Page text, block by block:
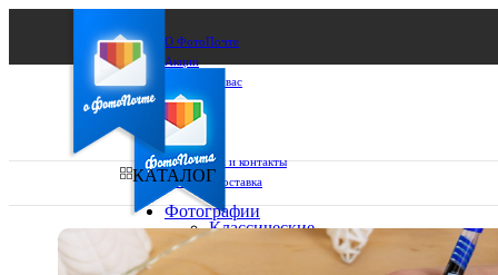
О ФотоПочте
Акции
Сделаем за вас
Бизнесу
FAQ
Франшиза
Поддержка и контакты
Оплата и доставка
Ваш город:
КАТАЛОГ
Фотографии
Классические